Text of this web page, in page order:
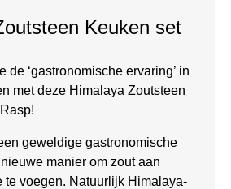
Keuken set
de ‘gastronomische ervaring’ in
met deze Himalaya Zoutsteen
geweldige gastronomische
manier om zout aan
te voegen. Natuurlijk Himalaya-